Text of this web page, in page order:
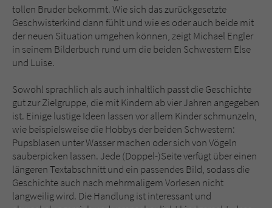
tollen Bruder bekommt. Wie sich das zurückgesetzte
Geschwisterkind dann fühlt und wie es oder auch beide mit
der neuen Situation umgehen können, zeigt Michael Engler
in seinem Bilderbuch rund um die beiden Schwestern Else
und Luise.
Sowohl sprachlich als auch inhaltlich passt die Geschichte
gut zur Zielgruppe, die mit Kindern ab vier Jahren angegeben
ist. Einige lustige Ideen lassen vor allem Kinder schmunzeln,
wie beispielsweise die Hobbys der beiden Schwestern:
Pupsblasen unter Wasser machen oder sich von Vögeln
sauberpicken lassen. Jede (Doppel-)Seite verfügt über einen
längeren Textabschnitt und ein passendes Bild, sodass die
Geschichte auch nach mehrmaligem Vorlesen nicht
langweilig wird. Die Handlung ist interessant und